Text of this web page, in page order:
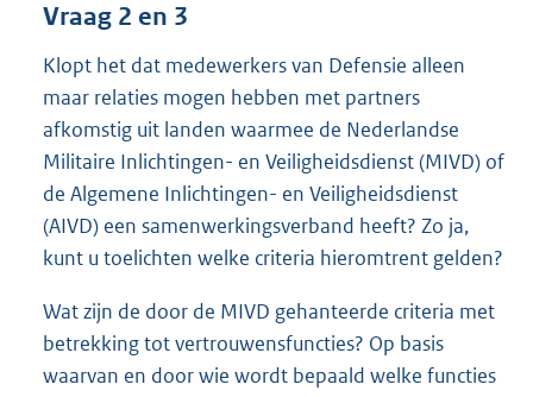
Vraag 2 en 3
Klopt het dat medewerkers van Defensie alleen
maar relaties mogen hebben met partners
afkomstig uit landen waarmee de Nederlandse
Militaire Inlichtingen- en Veiligheidsdienst (MIVD) of
de Algemene Inlichtingen- en Veiligheidsdienst
(AIVD) een samenwerkingsverband heeft? Zo ja,
kunt u toelichten welke criteria hieromtrent gelden?
Wat zijn de door de MIVD gehanteerde criteria met
betrekking tot vertrouwensfuncties? Op basis
waarvan en door wie wordt bepaald welke functies